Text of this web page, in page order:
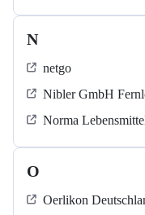
N
netgo
Nibler GmbH
Norma
O
Oerlikon